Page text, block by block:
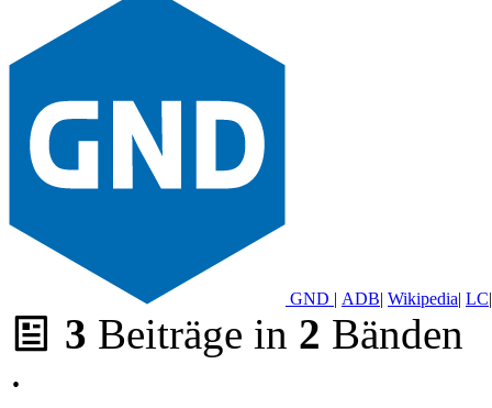
GND | ADB| Wikipedia| LC|
3 Beiträge in 2 Bänden
·